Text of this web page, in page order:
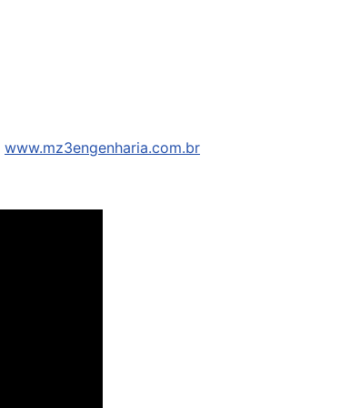
www.mz3engenharia.com.br